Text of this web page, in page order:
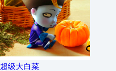
超级大白菜